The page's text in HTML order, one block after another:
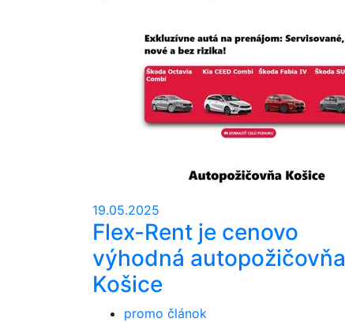
19.05.2025
Flex-Rent je cenovo
výhodná autopožičovňa
Košice
promo článok